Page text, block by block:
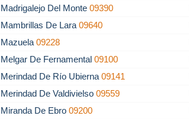
Madrigalejo Del Monte09390
Mambrillas De Lara09640
Mazuela09228
Melgar De Fernamental09100
Merindad De Río Ubierna09141
Merindad De Valdivielso09559
Miranda De Ebro09200